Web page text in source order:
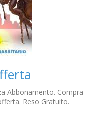
Abbonamento. Compra
Reso Gratuito.